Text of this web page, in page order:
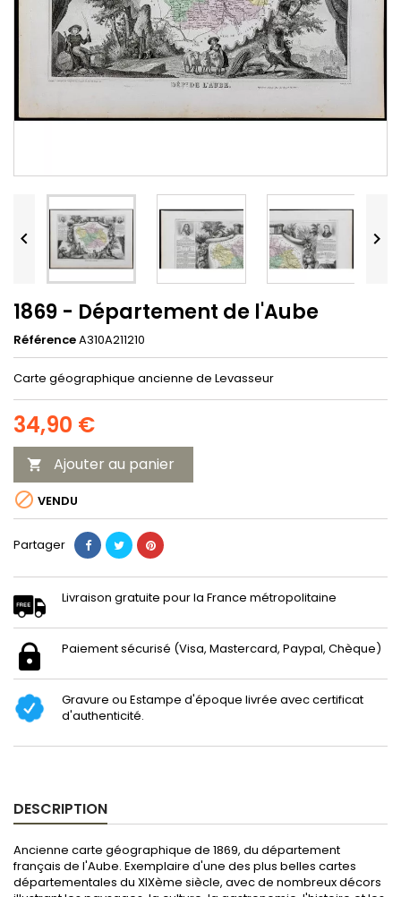
 
1869 - Département de l'Aube
RéférenceA310A211210
Carte géographique ancienne de Levasseur
34,90 €
 Ajouter au panier
 VENDU
Partager
Livraison gratuite pour la France métropolitaine
Paiement sécurisé (Visa, Mastercard, Paypal, Chèque)
Gravure ou Estampe d'époque livrée avec certificat
d'authenticité.
DESCRIPTION
Ancienne carte géographique de 1869, du département
français de l'Aube. Exemplaire d'une des plus belles cartes
départementales du XIXème siècle, avec de nombreux décors